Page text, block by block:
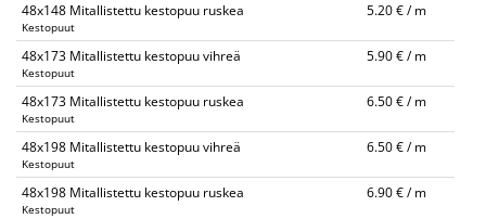
48x148 Mitallistettu kestopuu ruskea
Kestopuut
5.20 € / m
48x173 Mitallistettu kestopuu vihreä
Kestopuut
5.90 € / m
48x173 Mitallistettu kestopuu ruskea
Kestopuut
6.50 € / m
48x198 Mitallistettu kestopuu vihreä
Kestopuut
6.50 € / m
48x198 Mitallistettu kestopuu ruskea
Kestopuut
6.90 € / m